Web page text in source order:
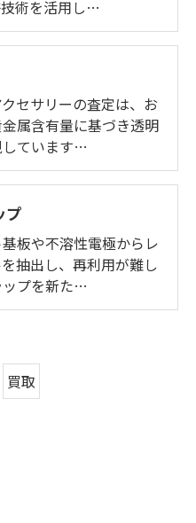
術を活用し…
セサリーの査定は、お
属含有量に基づき透明
ています…
プ
板や不溶性電極からレ
抽出し、再利用が難し
ップを新た…
買取